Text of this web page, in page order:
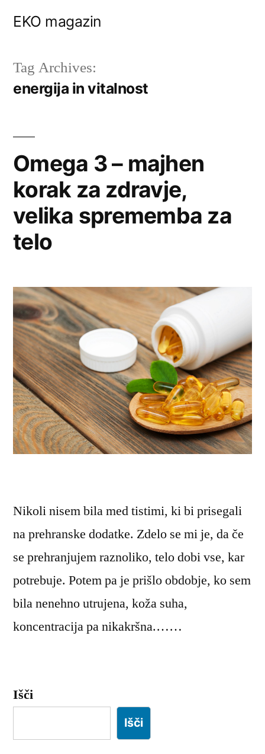
EKO magazin
Tag Archives:
energija in vitalnost
Omega 3 – majhen
korak za zdravje,
velika sprememba za
telo
Nikoli nisem bila med tistimi, ki bi prisegali
na prehranske dodatke. Zdelo se mi je, da če
se prehranjujem raznoliko, telo dobi vse, kar
potrebuje. Potem pa je prišlo obdobje, ko sem
bila nenehno utrujena, koža suha,
koncentracija pa nikakršna.……
Išči
Išči